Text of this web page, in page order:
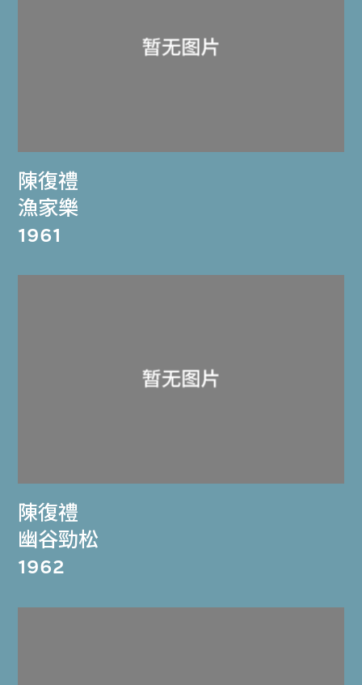
陳復禮
漁家樂
1961
陳復禮
幽谷勁松
1962